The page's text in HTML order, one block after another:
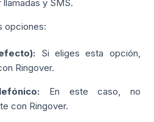
llamadas y SMS.
opciones:
Si eliges esta opción,
Ringover.
En este caso, no
con Ringover.